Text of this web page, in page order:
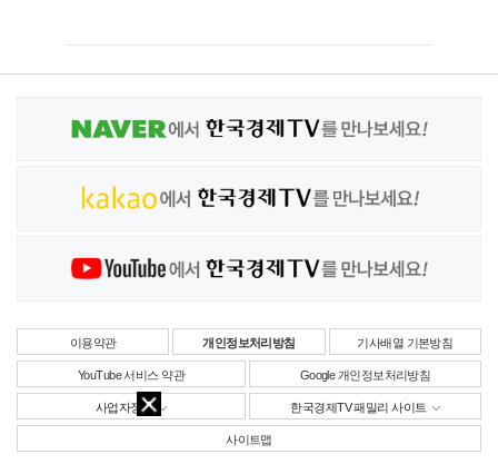
이용약관 개인정보처리방침 기사배열 기본방침
YouTube 서비스 약관 Google 개인정보처리방침
사업자정보 한국경제TV 패밀리 사이트
사이트맵